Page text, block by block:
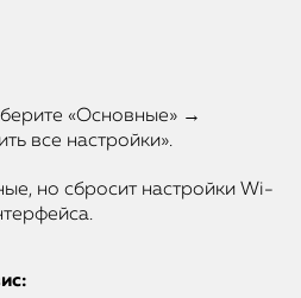
«Основные» →
все настройки».
но сбросит настройки Wi-